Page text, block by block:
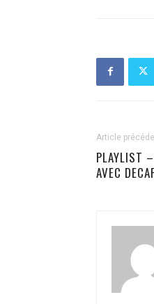
Article
PLAYLIST
AVEC